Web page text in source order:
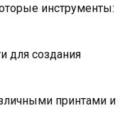
инструменты:
для создания
принтами и